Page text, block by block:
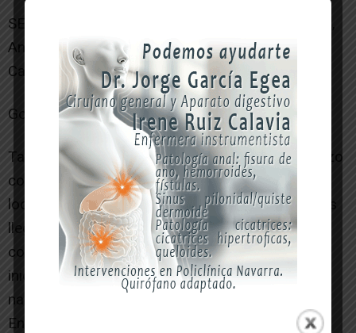
SESMA: Martinez, C. Mangado, J. Mangado(Adil),
Angel(Rubio), Roberto, Garralda, Nestor(Waldo),
Campos, Pictor, Maxi(Remirez) y Romero
Goles: 0-1 M.4 Garralda
Tarde nublada en las Tejerías , el partido comenzo
con el gol del Sesma en un despiste defensivo
local, con ambos equipos enteros físicamente las
llegadas eran escasas, el juego se interrumpía
continuamente , los locales intentaban llevar la
iniciativa del partido pero no se pudo destacar
nada más hasta que se llegó al descanso.
En el segundo tiempo el encuentro siguió con la